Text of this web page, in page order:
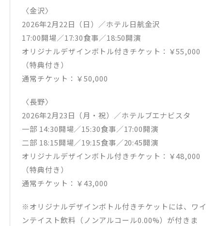
〈金沢〉
2026年2月22日（日）／ホテル日航金沢
17:00開場／17:30食事／18:50開演
オリジナルデザインボトル付きチケット：￥55,000
（特典付き）
通常チケット：￥50,000
〈長野〉
2026年2月23日（月・祝）／ホテルブエナビスタ
一部 14:30開場／15:30食事／17:00開演
二部 18:15開場／19:15食事／20:45開演
オリジナルデザインボトル付きチケット：￥48,000
（特典付き）
通常チケット：￥43,000
※オリジナルデザインボトル付きチケットには、ワイ
ンテイスト飲料（ノンアルコール0.00%）が付きま